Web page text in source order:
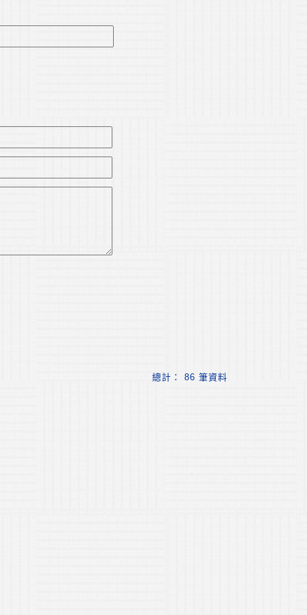
總計： 86 筆資料